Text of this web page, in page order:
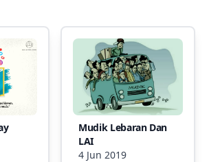
Mudik Lebaran Dan
LAI
4 Jun 2019